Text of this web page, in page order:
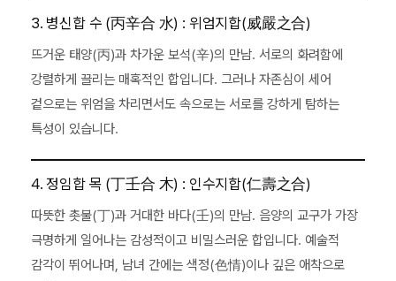
3. 병신합 수 (丙辛合 水) : 위엄지합(威嚴之合)
뜨거운 태양(丙)과 차가운 보석(辛)의 만남. 서로의 화려함에
강렬하게 끌리는 매혹적인 합입니다. 그러나 자존심이 세어
겉으로는 위엄을 차리면서도 속으로는 서로를 강하게 탐하는
특성이 있습니다.
4. 정임합 목 (丁壬合 木) : 인수지합(仁壽之合)
따뜻한 촛불(丁)과 거대한 바다(壬)의 만남. 음양의 교구가 가장
극명하게 일어나는 감성적이고 비밀스러운 합입니다. 예술적
감각이 뛰어나며, 남녀 간에는 색정(色情)이나 깊은 애착으로